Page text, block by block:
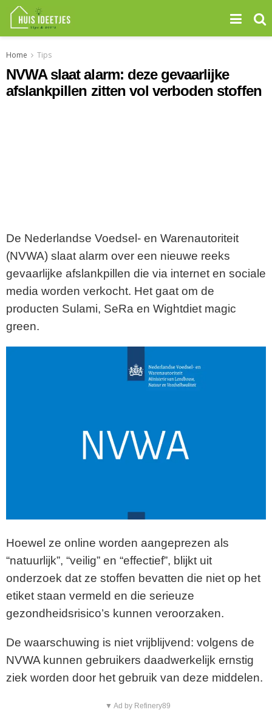
Home Tips
NVWA slaat alarm: deze gevaarlijke
afslankpillen zitten vol verboden stoffen
De Nederlandse Voedsel- en Warenautoriteit
(NVWA) slaat alarm over een nieuwe reeks
gevaarlijke afslankpillen die via internet en sociale
media worden verkocht. Het gaat om de
producten Sulami, SeRa en Wightdiet magic
green.
Hoewel ze online worden aangeprezen als
“natuurlijk”, “veilig” en “effectief”, blijkt uit
onderzoek dat ze stoffen bevatten die niet op het
etiket staan vermeld en die serieuze
gezondheidsrisico’s kunnen veroorzaken.
De waarschuwing is niet vrijblijvend: volgens de
NVWA kunnen gebruikers daadwerkelijk ernstig
ziek worden door het gebruik van deze middelen.
▼ Ad by Refinery89